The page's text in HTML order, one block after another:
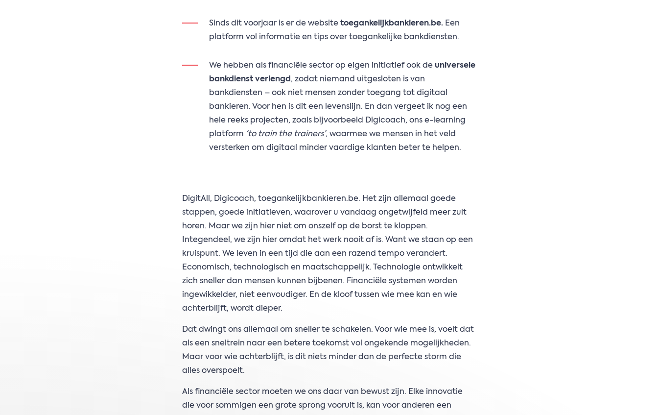
Sinds dit voorjaar is er de website toegankelijkbankieren.be. Een
platform vol informatie en tips over toegankelijke bankdiensten.
We hebben als financiële sector op eigen initiatief ook de universele
bankdienst verlengd , zodat niemand uitgesloten is van
bankdiensten – ook niet mensen zonder toegang tot digitaal
bankieren. Voor hen is dit een levenslijn. En dan vergeet ik nog een
hele reeks projecten, zoals bijvoorbeeld Digicoach, ons e-learning
platform ‘to train the trainers’, waarmee we mensen in het veld
versterken om digitaal minder vaardige klanten beter te helpen.
DigitAll, Digicoach, toegankelijkbankieren.be. Het zijn allemaal goede
stappen, goede initiatieven, waarover u vandaag ongetwijfeld meer zult
horen. Maar we zijn hier niet om onszelf op de borst te kloppen.
Integendeel, we zijn hier omdat het werk nooit af is. Want we staan op een
kruispunt. We leven in een tijd die aan een razend tempo verandert.
Economisch, technologisch en maatschappelijk. Technologie ontwikkelt
zich sneller dan mensen kunnen bijbenen. Financiële systemen worden
ingewikkelder, niet eenvoudiger. En de kloof tussen wie mee kan en wie
achterblijft, wordt dieper.
Dat dwingt ons allemaal om sneller te schakelen. Voor wie mee is, voelt dat
als een sneltrein naar een betere toekomst vol ongekende mogelijkheden.
Maar voor wie achterblijft, is dit niets minder dan de perfecte storm die
alles overspoelt.
Als financiële sector moeten we ons daar van bewust zijn. Elke innovatie
die voor sommigen een grote sprong vooruit is, kan voor anderen een